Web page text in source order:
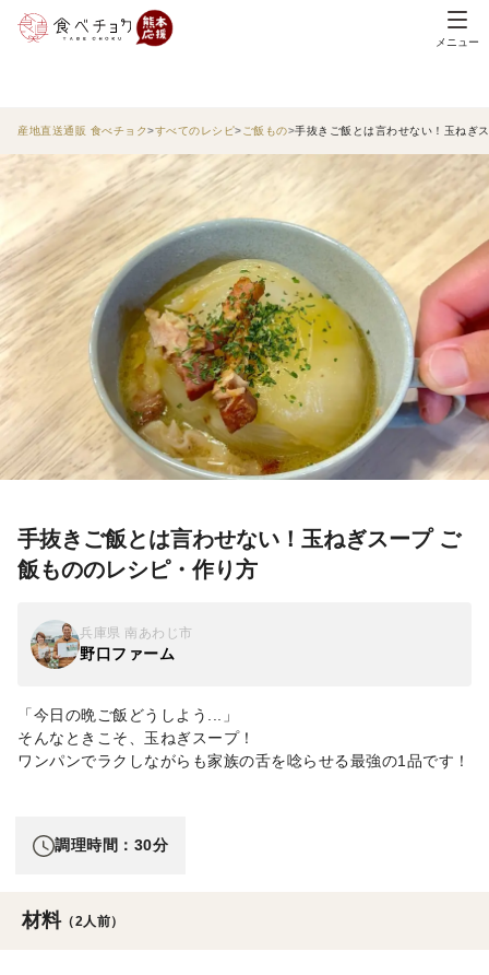
メニュー
産地直送通販 食べチョク すべてのレシピ ご飯もの 手抜きご飯とは言わせない！玉ねぎ
手抜きご飯とは言わせない！玉ねぎスープ ご
飯もののレシピ・作り方
兵庫県 南あわじ市
野口ファーム
「今日の晩ご飯どうしよう...」
そんなときこそ、玉ねぎスープ！
ワンパンでラクしながらも家族の舌を唸らせる最強の1品です！
材料（2人前）
調理時間：30分